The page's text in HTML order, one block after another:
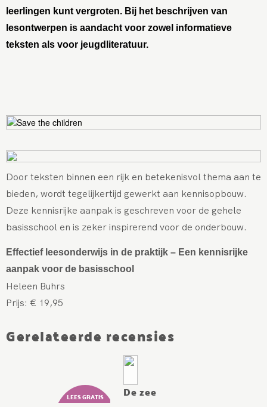
leerlingen kunt vergroten. Bij het beschrijven van
lesontwerpen is aandacht voor zowel informatieve
teksten als voor jeugdliteratuur.
Door teksten binnen een rijk en betekenisvol thema aan te
bieden, wordt tegelijkertijd gewerkt aan kennisopbouw.
Deze kennisrijke aanpak is geschreven voor de gehele
basisschool en is zeker inspirerend voor de onderbouw.
Effectief leesonderwijs in de praktijk – Een kennisrijke
aanpak voor de basisschool
Heleen Buhrs
Prijs: € 19,95
Gerelateerde recensies
De zee